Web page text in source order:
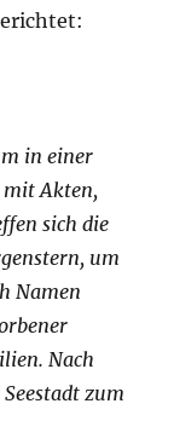
in einer
mit Akten,
sich die
um
Namen
Nach
zum